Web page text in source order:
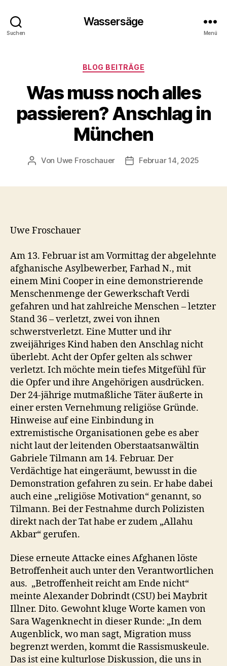
Suchen
Wassersäge
Menü
Kategorien
BLOG BEITRÄGE
Was muss noch alles
passieren? Anschlag in
München
Beitragsautor
Von Uwe Froschauer Beitragsdatum
Februar 14, 2025
Uwe Froschauer
Am 13. Februar ist am Vormittag der abgelehnte
afghanische Asylbewerber, Farhad N., mit
einem Mini Cooper in eine demonstrierende
Menschenmenge der Gewerkschaft Verdi
gefahren und hat zahlreiche Menschen – letzter
Stand 36 – verletzt, zwei von ihnen
schwerstverletzt. Eine Mutter und ihr
zweijähriges Kind haben den Anschlag nicht
überlebt. Acht der Opfer gelten als schwer
verletzt. Ich möchte mein tiefes Mitgefühl für
die Opfer und ihre Angehörigen ausdrücken.
Der 24-jährige mutmaßliche Täter äußerte in
einer ersten Vernehmung religiöse Gründe.
Hinweise auf eine Einbindung in
extremistische Organisationen gebe es aber
nicht laut der leitenden Oberstaatsanwältin
Gabriele Tilmann am 14. Februar. Der
Verdächtige hat eingeräumt, bewusst in die
Demonstration gefahren zu sein. Er habe dabei
auch eine „religiöse Motivation“ genannt, so
Tilmann. Bei der Festnahme durch Polizisten
direkt nach der Tat habe er zudem „Allahu
Akbar“ gerufen.
Diese erneute Attacke eines Afghanen löste
Betroffenheit auch unter den Verantwortlichen
aus. „Betroffenheit reicht am Ende nicht“
meinte Alexander Dobrindt (CSU) bei Maybrit
Illner. Dito. Gewohnt kluge Worte kamen von
Sara Wagenknecht in dieser Runde: „In dem
Augenblick, wo man sagt, Migration muss
begrenzt werden, kommt die Rassismuskeule.
Das ist eine kulturlose Diskussion, die uns in